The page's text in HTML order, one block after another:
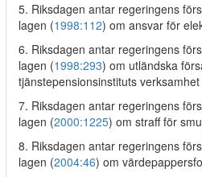
5. Riksdagen antar regeringens
lagen (1998:112) om ansvar för
6. Riksdagen antar regeringens
lagen (1998:293) om utländska
tjänstepensionsinstituts
7. Riksdagen antar regeringens
lagen (2000:1225) om straff för
8. Riksdagen antar regeringens
lagen (2004:46) om